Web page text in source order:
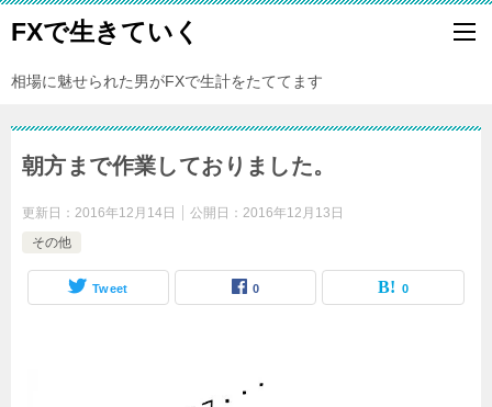
FXで生きていく
相場に魅せられた男がFXで生計をたててます
朝方まで作業しておりました。
更新日： 2016年12月14日 公開日： 2016年12月13日
その他
Tweet 0 0